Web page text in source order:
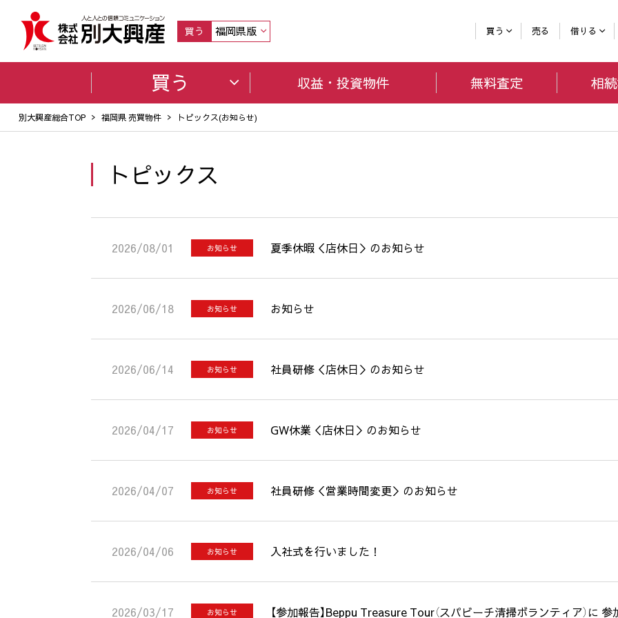
買う 福岡県版 買う 売る 借りる
買う 収益・投資物件 無料査定 相
別大興産総合TOP 福岡県 売買物件 トピックス(お知らせ)
トピックス
2026/08/01 お知らせ 夏季休暇＜店休日＞のお知らせ
2026/06/18 お知らせ お知らせ
2026/06/14 お知らせ 社員研修＜店休日＞のお知らせ
2026/04/17 お知らせ GW休業＜店休日＞のお知らせ
2026/04/07 お知らせ 社員研修＜営業時間変更＞のお知らせ
2026/04/06 お知らせ 入社式を行いました！
2026/03/17 お知らせ 【参加報告】Beppu Treasure Tour（スパビーチ清掃ボランティア）に